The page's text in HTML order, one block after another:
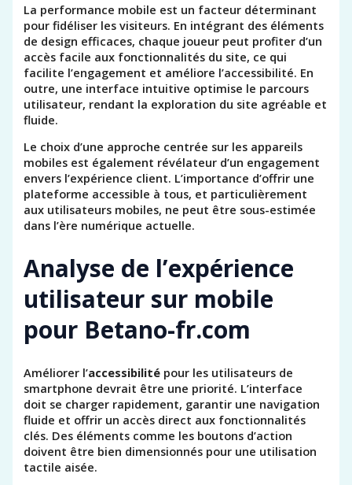
La performance mobile est un facteur déterminant
pour fidéliser les visiteurs. En intégrant des éléments
de design efficaces, chaque joueur peut profiter d’un
accès facile aux fonctionnalités du site, ce qui
facilite l’engagement et améliore l’accessibilité. En
outre, une interface intuitive optimise le parcours
utilisateur, rendant la exploration du site agréable et
fluide.
Le choix d’une approche centrée sur les appareils
mobiles est également révélateur d’un engagement
envers l’expérience client. L’importance d’offrir une
plateforme accessible à tous, et particulièrement
aux utilisateurs mobiles, ne peut être sous-estimée
dans l’ère numérique actuelle.
Analyse de l’expérience
utilisateur sur mobile
pour Betano-fr.com
Améliorer l’accessibilité pour les utilisateurs de
smartphone devrait être une priorité. L’interface
doit se charger rapidement, garantir une navigation
fluide et offrir un accès direct aux fonctionnalités
clés. Des éléments comme les boutons d’action
doivent être bien dimensionnés pour une utilisation
tactile aisée.